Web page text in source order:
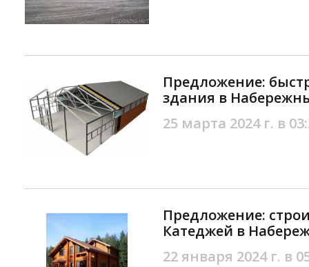
Предложение:
здания в
25 марта 2024 г. в
Предложение:
Катеджей в
22 января 2024 г. в